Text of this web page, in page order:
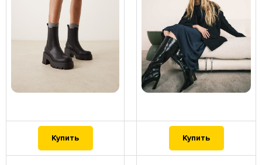
Купить Купить